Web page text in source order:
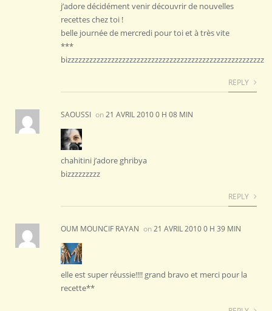
j’adore décidément venir découvrir de nouvelles
recettes chez toi !
belle journée de mercredi pour toi et à très vite
***
bizzzzzzzzzzzzzzzzzzzzzzzzzzzzzzzzzzzzzzzzzzzzzzzzzzzzzz
REPLY
SAOUSSI on21 AVRIL 2010 0 H 08 MIN
chahitini j’adore ghribya
bizzzzzzzzz
REPLY
OUM MOUNCIF RAYAN on21 AVRIL 2010 0 H 39 MIN
elle est super réussie!!!! grand bravo et merci pour la
recette**